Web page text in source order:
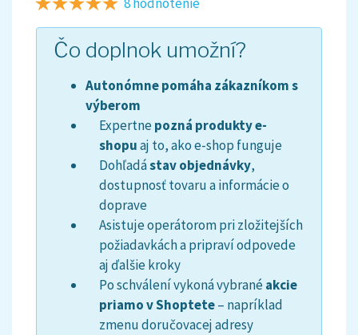
Čo doplnok umožní?
Autonómne pomáha zákazníkom s
výberom
Expertnepozná produkty e-
shopuaj to, ako e-shop funguje
Dohľadástav objednávky,
dostupnosť tovaru a informácie o
doprave
Asistuje operátorom pri zložitejších
požiadavkách a pripraví odpovede
aj ďalšie kroky
Po schválení vykoná vybranéakcie
priamo v Shoptete– napríklad
zmenu doručovacej adresy